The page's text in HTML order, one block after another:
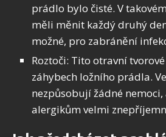
prádlo bylo čisté. V
měli měnit každý druhý
možné, pro zabránění
Roztoči: Tito otravní
záhybech ložního prádla.
nezpůsobují žádné
alergikům velmi